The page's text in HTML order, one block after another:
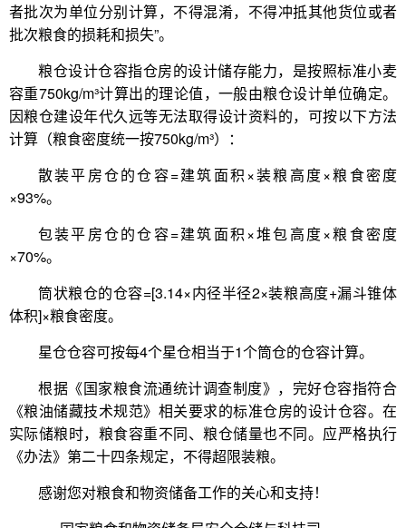
者批次为单位分别计算，不得混淆，不得冲抵其他货位或者
批次粮食的损耗和损失”。
粮仓设计仓容指仓房的设计储存能力，是按照标准小麦
容重750kg/m³计算出的理论值，一般由粮仓设计单位确定。
因粮仓建设年代久远等无法取得设计资料的，可按以下方法
计算（粮食密度统一按750kg/m³）：
散装平房仓的仓容=建筑面积×装粮高度×粮食密度
×93%。
包装平房仓的仓容=建筑面积×堆包高度×粮食密度
×70%。
筒状粮仓的仓容=[3.14×内径半径2×装粮高度+漏斗锥体
体积]×粮食密度。
星仓仓容可按每4个星仓相当于1个筒仓的仓容计算。
根据《国家粮食流通统计调查制度》，完好仓容指符合
《粮油储藏技术规范》相关要求的标准仓房的设计仓容。在
实际储粮时，粮食容重不同、粮仓储量也不同。应严格执行
《办法》第二十四条规定，不得超限装粮。
感谢您对粮食和物资储备工作的关心和支持！